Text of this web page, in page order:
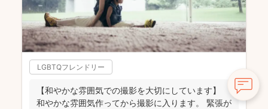
LGBTQフレンドリー
【和やかな雰囲気での撮影を大切にしています】
和やかな雰囲気作ってから撮影に入ります。 緊張が